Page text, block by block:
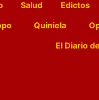
Salud Edictos
Quiniela
El Diario